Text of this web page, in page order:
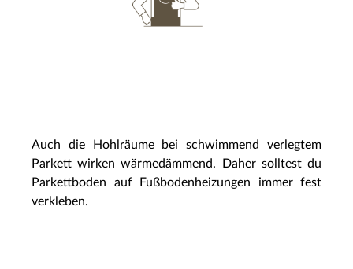
Auch die Hohlräume bei schwimmend verlegtem
Parkett wirken wärmedämmend. Daher solltest du
Parkettboden auf Fußbodenheizungen immer fest
verkleben.